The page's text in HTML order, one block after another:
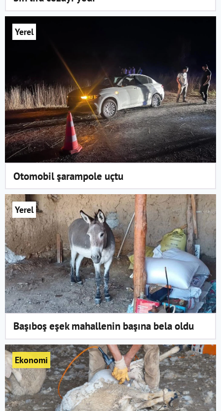
Yerel
Otomobil şarampole uçtu
Yerel
Başıboş eşek mahallenin başına bela oldu
Ekonomi